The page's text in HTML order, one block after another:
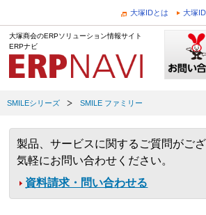
大塚IDとは 大塚
大塚商会のERPソリューション情報サイト
ERPナビ
SMILEシリーズ SMILE ファミリー
製品、サービスに関するご質問がご
気軽にお問い合わせください。
資料請求・問い合わせる